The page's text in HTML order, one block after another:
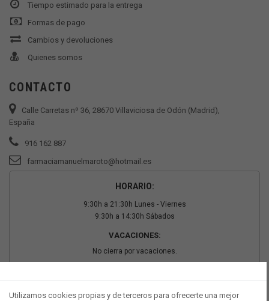
Tiempo estimado para la entrega
Formas de pago
Cambios y devoluciones
Quienes somos
CONTACTO
Calle Carretas nº 36, 28670 Villaviciosa de Odón (Madrid),
España
916 162 887
farmaciamanuelmaroto@hotmail.es
HORARIO:
9:30h a 21:30h Lunes - Viernes
9:30h a 14:30h Sábados
VACACIONES:
No cierra por vacaciones.
Utilizamos cookies propias y de terceros para ofrecerte una mejor